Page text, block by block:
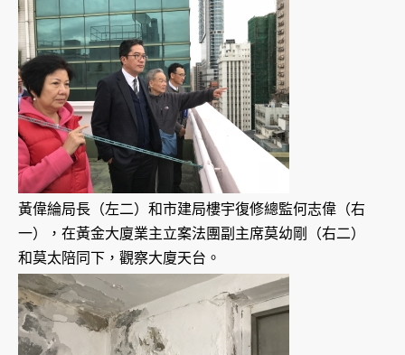
黃偉綸局長（左二）和市建局樓宇復修總監何志偉（右
一），在黃金大廈業主立案法團副主席莫幼剛（右二）
和莫太陪同下，觀察大廈天台。